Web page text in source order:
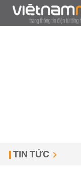
TIN TỨC